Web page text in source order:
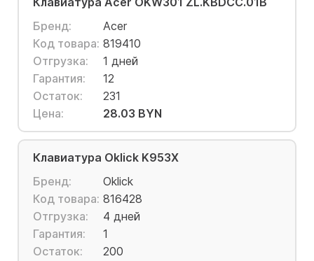
Бренд:
Acer
Код товара: 819410
Отгрузка:
1 дней
Гарантия:
12
Остаток:
231
Цена:
28.03 BYN
Клавиатура Oklick K953X
Бренд:
Oklick
Код товара: 816428
Отгрузка:
4 дней
Гарантия:
1
Остаток:
200